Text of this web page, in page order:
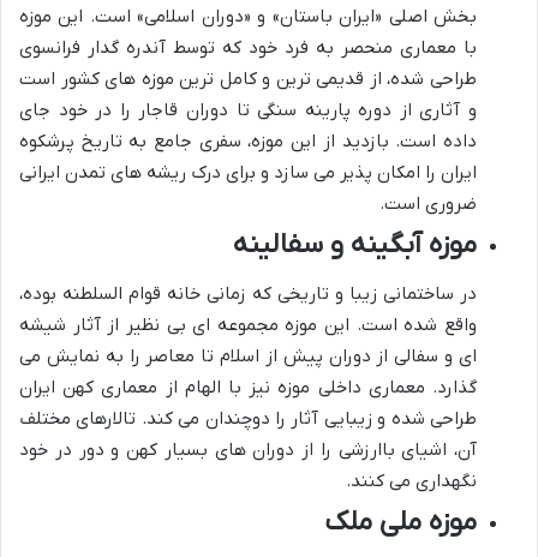
بخش اصلی «ایران باستان» و «دوران اسلامی» است. این موزه
با معماری منحصر به فرد خود که توسط آندره گدار فرانسوی
طراحی شده، از قدیمی ترین و کامل ترین موزه های کشور است
و آثاری از دوره پارینه سنگی تا دوران قاجار را در خود جای
داده است. بازدید از این موزه، سفری جامع به تاریخ پرشکوه
ایران را امکان پذیر می سازد و برای درک ریشه های تمدن ایرانی
ضروری است.
موزه آبگینه و سفالینه
در ساختمانی زیبا و تاریخی که زمانی خانه قوام السلطنه بوده،
واقع شده است. این موزه مجموعه ای بی نظیر از آثار شیشه
ای و سفالی از دوران پیش از اسلام تا معاصر را به نمایش می
گذارد. معماری داخلی موزه نیز با الهام از معماری کهن ایران
طراحی شده و زیبایی آثار را دوچندان می کند. تالارهای مختلف
آن، اشیای باارزشی را از دوران های بسیار کهن و دور در خود
نگهداری می کنند.
موزه ملی ملک